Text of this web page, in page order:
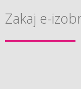
Zakaj e-